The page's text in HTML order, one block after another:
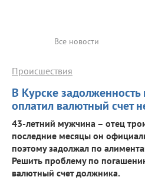
Все новости
В Курске
оплатил валютный счет
Происшествия
43-летний мужчина – отец
последние месяцы он
поэтому задолжал по
Решить проблему по
валютный счет должника.